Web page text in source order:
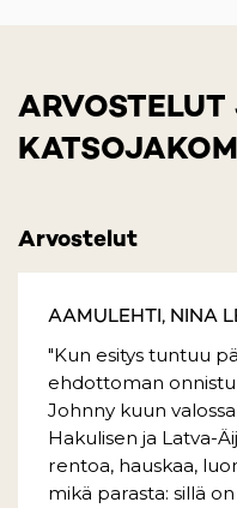
ARVOSTELUT
Arvostelut
AAMULEHTI, NINA
"Kun esitys tuntuu
ehdottoman
Johnny kuun
Hakulisen ja Latva-
rentoa, hauskaa,
mikä parasta: sillä